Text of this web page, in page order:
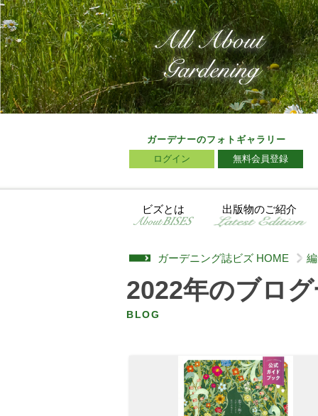
ガーデナーのフォトギャラリー
ログイン
無料会員登録
ビズとは 出版物のご紹介
ガーデニング誌ビズ HOME >
2022年のブロ
BLOG